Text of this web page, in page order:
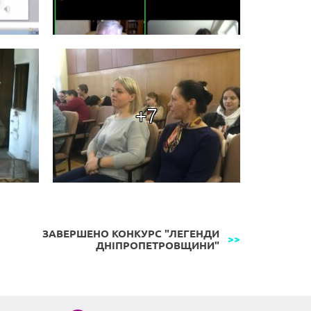
+7
ЗАВЕРШЕНО КОНКУРС "ЛЕГЕНДИ
ДНІПРОПЕТРОВЩИНИ"